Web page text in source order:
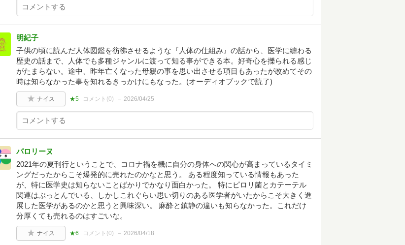
明紀子
子供の頃に読んだ人体図鑑を彷彿させるような『人体の仕組み』の話から、医学に纏わる
歴史の話まで、人体でも多種ジャンルに渡って知る事ができる本。好奇心を擽られる感じ
がたまらない。途中、昨年亡くなった母親の事を思い出させる項目もあったが改めてその
時は知らなかった事を知れるきっかけにもなった。(オーディオブックで読了)
ナイス ★5 コメント(0) 2026/04/25
パロリーヌ
2021年の夏刊行ということで、コロナ禍を機に自分の身体への関心が高まっているタイミ
ングだったからこそ爆発的に売れたのかなと思う。 ある程度知っている情報もあった
が、特に医学史は知らないことばかりでかなり面白かった。 特にピロリ菌とカテーテル
関連はぶっとんでいる、しかしこれぐらい思い切りのある医学者がいたからこそ大きく進
展した医学があるのかと思うと興味深い。 麻酔と鎮静の違いも知らなかった。これだけ
分厚くても売れるのはすごいな。
ナイス ★6 コメント(0) 2026/04/18